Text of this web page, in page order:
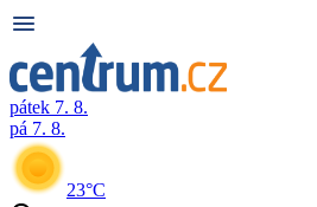
pátek 7. 8.
pá 7. 8.
23°C